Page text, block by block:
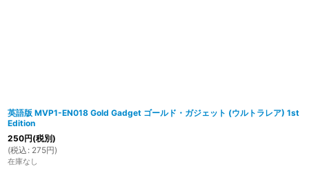
英語版 MVP1-EN018 Gold Gadget ゴールド・ガジェット (ウルトラレア) 1st
Edition
250円(税別)
(税込 : 275円)
在庫なし